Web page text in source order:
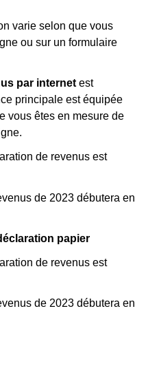
varie selon que vous
ou sur un formulaire
par internet est
principale est équipée
vous êtes en mesure de
de revenus est
de 2023 débutera en
papier
de revenus est
de 2023 débutera en